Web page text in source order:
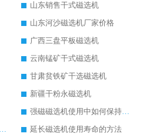
山东销售干式磁选机
山东河沙磁选机厂家价格
广西三盘平板磁选机
云南锰矿干式磁选机
甘肃贫铁矿干选磁选机
新疆干粉永磁选机
强磁磁选机使用中如何保持其顺畅运行
湿式磁选机的后期维护要避开哪些坑
延长磁选机使用寿命的方法